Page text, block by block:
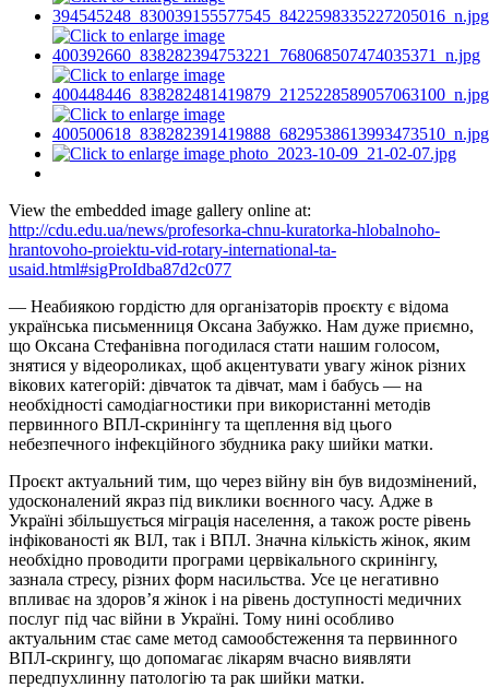
View the embedded image gallery online at:
http://cdu.edu.ua/news/profesorka-chnu-kuratorka-hlobalnoho-
hrantovoho-proiektu-vid-rotary-international-ta-
usaid.html#sigProIdba87d2c077
— Неабиякою гордістю для організаторів проєкту є відома
українська письменниця Оксана Забужко. Нам дуже приємно,
що Оксана Стефанівна погодилася стати нашим голосом,
знятися у відеороликах, щоб акцентувати увагу жінок різних
вікових категорій: дівчаток та дівчат, мам і бабусь — на
необхідності самодіагностики при використанні методів
первинного ВПЛ-скринінгу та щеплення від цього
небезпечного інфекційного збудника раку шийки матки.
Проєкт актуальний тим, що через війну він був видозмінений,
удосконалений якраз під виклики воєнного часу. Адже в
Україні збільшується міграція населення, а також росте рівень
інфікованості як ВІЛ, так і ВПЛ. Значна кількість жінок, яким
необхідно проводити програми цервікального скринінгу,
зазнала стресу, різних форм насильства. Усе це негативно
впливає на здоров’я жінок і на рівень доступності медичних
послуг під час війни в Україні. Тому нині особливо
актуальним стає саме метод самообстеження та первинного
ВПЛ-скрингу, що допомагає лікарям вчасно виявляти
передпухлинну патологію та рак шийки матки.